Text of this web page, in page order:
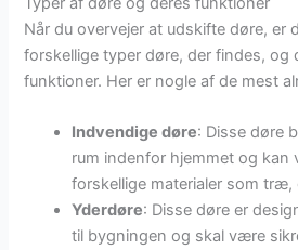
Når du overvejer at udskifte døre, er
forskellige typer døre, der findes, og
funktioner. Her er nogle af de mest
Indvendige døre: Disse døre
rum indenfor hjemmet og kan
forskellige materialer som træ,
Yderdøre: Disse døre er
til bygningen og skal være